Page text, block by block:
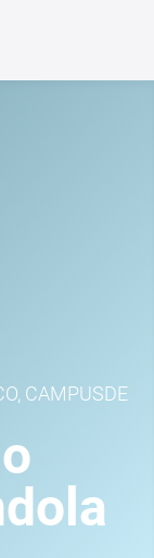
CAMPUSDE